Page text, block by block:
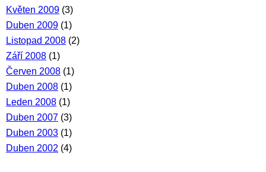
Květen 2009 (3)
Duben 2009 (1)
Listopad 2008 (2)
Září 2008 (1)
Červen 2008 (1)
Duben 2008 (1)
Leden 2008 (1)
Duben 2007 (3)
Duben 2003 (1)
Duben 2002 (4)